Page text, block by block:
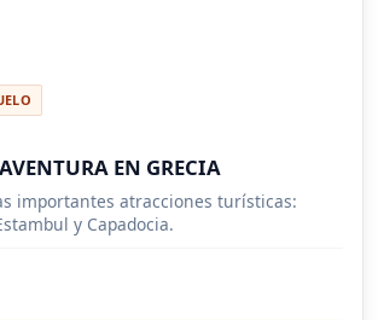
EN GRECIA
importantes atracciones turísticas:
y Capadocia.